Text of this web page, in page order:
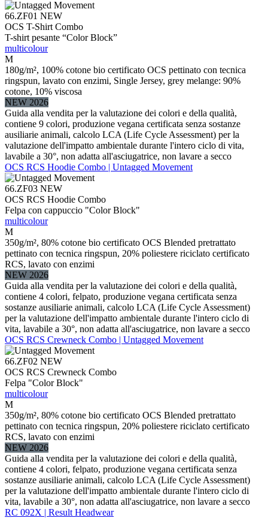
66.ZF01 NEW
OCS T-Shirt Combo
T-shirt pesante “Color Block”
multicolour
M
180g/m², 100% cotone bio certificato OCS pettinato con tecnica
ringspun, lavato con enzimi, Single Jersey, grey melange: 90%
cotone, 10% viscosa
NEW 2026
Guida alla vendita per la valutazione dei colori e della qualità,
contiene 9 colori, produzione vegana certificata senza sostanze
ausiliarie animali, calcolo LCA (Life Cycle Assessment) per la
valutazione dell'impatto ambientale durante l'intero ciclo di vita,
lavabile a 30°, non adatta all'asciugatrice, non lavare a secco
OCS RCS Hoodie Combo | Untagged Movement
66.ZF03 NEW
OCS RCS Hoodie Combo
Felpa con cappuccio "Color Block"
multicolour
M
350g/m², 80% cotone bio certificato OCS Blended pretrattato
pettinato con tecnica ringspun, 20% poliestere riciclato certificato
RCS, lavato con enzimi
NEW 2026
Guida alla vendita per la valutazione dei colori e della qualità,
contiene 4 colori, felpato, produzione vegana certificata senza
sostanze ausiliarie animali, calcolo LCA (Life Cycle Assessment)
per la valutazione dell'impatto ambientale durante l'intero ciclo di
vita, lavabile a 30°, non adatta all'asciugatrice, non lavare a secco
OCS RCS Crewneck Combo | Untagged Movement
66.ZF02 NEW
OCS RCS Crewneck Combo
Felpa "Color Block"
multicolour
M
350g/m², 80% cotone bio certificato OCS Blended pretrattato
pettinato con tecnica ringspun, 20% poliestere riciclato certificato
RCS, lavato con enzimi
NEW 2026
Guida alla vendita per la valutazione dei colori e della qualità,
contiene 4 colori, felpato, produzione vegana certificata senza
sostanze ausiliarie animali, calcolo LCA (Life Cycle Assessment)
per la valutazione dell'impatto ambientale durante l'intero ciclo di
vita, lavabile a 30°, non adatta all'asciugatrice, non lavare a secco
RC 092X | Result Headwear